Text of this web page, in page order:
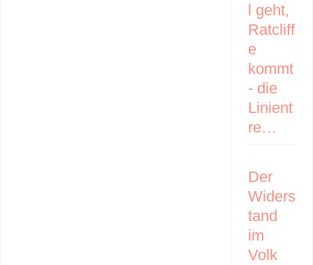
l geht,
Ratcliff
e
kommt
- die
Linient
re…
Der
Widers
tand
im
Volk